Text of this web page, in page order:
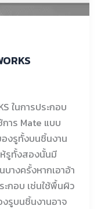
ในการประกอบ
การ Mate แบบ
งรูทั้งบนชิ้นงาน
รูทั้งสองนั้นมี
างครั้งหากเอาอ้า
ะกอบ เช่นใช้พื้นผิว
รูบนชิ้นงานอาจ